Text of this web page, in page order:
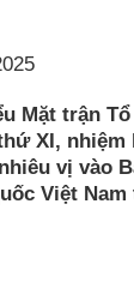
Mặt trận
XI, nhiệm
vị vào
Việt